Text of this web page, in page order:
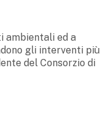
ambientali ed a
gli interventi più
del Consorzio di